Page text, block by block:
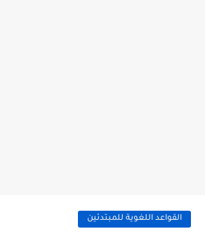
القواعد اللغوية للمبتدئين